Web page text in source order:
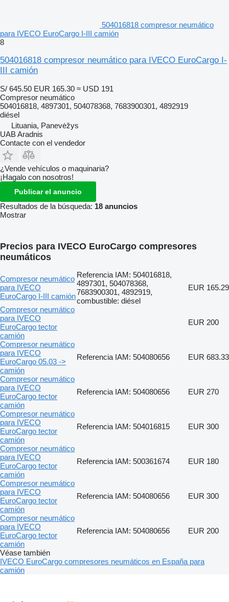
504016818 compresor neumático
para IVECO EuroCargo I-III camión
8
504016818 compresor neumático para IVECO EuroCargo I-
III camión
S/ 645.50 EUR 165.30 ≈ USD 191
Compresor neumático
504016818, 4897301, 504078368, 7683900301, 4892919
diésel
Lituania, Panevėžys
UAB Aradnis
Contacte con el vendedor
¿Vende vehículos o maquinaria?
¡Hagalo con nosotros!
Publicar el anuncio
Resultados de la búsqueda: 18 anuncios
Mostrar
Precios para IVECO EuroCargo compresores
neumáticos
Compresor neumático
para IVECO
EuroCargo I-III camión
Referencia IAM: 504016818,
4897301, 504078368,
7683900301, 4892919,
combustible: diésel
EUR 165.29
Compresor neumático
para IVECO
EuroCargo tector
camión
EUR 200
Compresor neumático
para IVECO
EuroCargo 05.03 ->
camión
Referencia IAM: 504080656 EUR 683.33
Compresor neumático
para IVECO
EuroCargo tector
camión
Referencia IAM: 504080656 EUR 270
Compresor neumático
para IVECO
EuroCargo tector
camión
Referencia IAM: 504016815 EUR 300
Compresor neumático
para IVECO
EuroCargo tector
camión
Referencia IAM: 500361674 EUR 180
Compresor neumático
para IVECO
EuroCargo tector
camión
Referencia IAM: 504080656 EUR 300
Compresor neumático
para IVECO
EuroCargo tector
camión
Referencia IAM: 504080656 EUR 200
Véase también
IVECO EuroCargo compresores neumáticos en España para
camión